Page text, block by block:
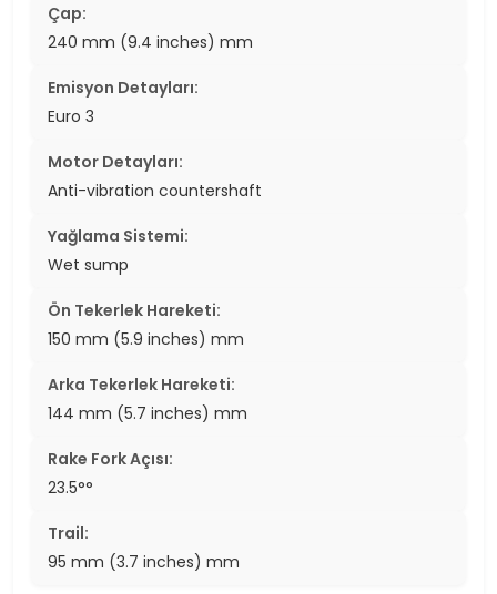
Çap:
240 mm (9.4 inches) mm
Emisyon Detayları:
Euro 3
Motor Detayları:
Anti-vibration countershaft
Yağlama Sistemi:
Wet sump
Ön Tekerlek Hareketi:
150 mm (5.9 inches) mm
Arka Tekerlek Hareketi:
144 mm (5.7 inches) mm
Rake Fork Açısı:
23.5°°
Trail:
95 mm (3.7 inches) mm